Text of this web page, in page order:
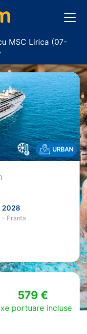
MSC Lirica (07-
URBAN
2028
- Franta
579 €
portuare incluse